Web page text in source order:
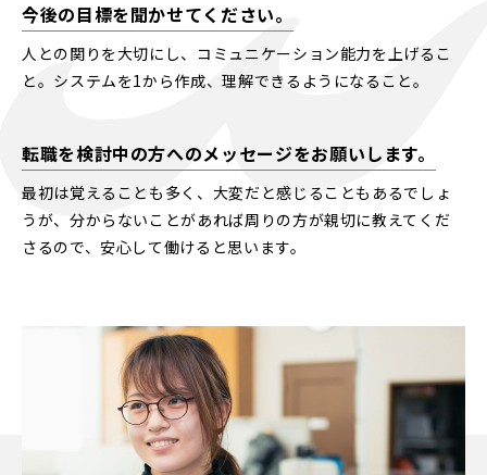
今後の目標を聞かせてください。
人との関りを大切にし、コミュニケーション能力を上げるこ
と。システムを1から作成、理解できるようになること。
転職を検討中の方へのメッセージをお願いします。
最初は覚えることも多く、大変だと感じることもあるでしょ
うが、分からないことがあれば周りの方が親切に教えてくだ
さるので、安心して働けると思います。